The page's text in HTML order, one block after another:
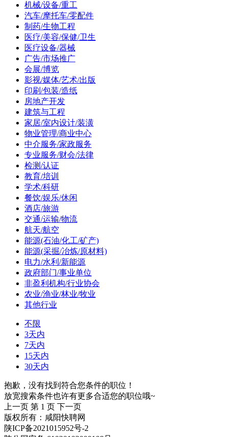
机械/设备/重工
汽车/摩托车/零配件
制药/生物工程
医疗/美容/保健/卫生
医疗设备/器械
广告/市场推广
会展/博览
影视/媒体/艺术/出版
印刷/包装/造纸
房地产开发
建筑与工程
家居/室内设计/装潢
物业管理/商业中心
中介服务/家政服务
专业服务/财会/法律
检测/认证
教育/培训
学术/科研
餐饮/娱乐/休闲
酒店/旅游
交通/运输/物流
航天/航空
能源(石油/化工/矿产)
能源(采掘/冶炼/原材料)
电力/水利/新能源
政府部门/事业单位
非盈利机构/行业协会
农业/渔业/林业/牧业
其他行业
不限
3天内
7天内
15天内
30天内
抱歉，没有找到符合您条件的职位！
放宽搜索条件也许有更多合适您的职位哦~
上一页 第 1 页 下一页
版权所有：咸阳快聘网
陕ICP备2021015952号-2